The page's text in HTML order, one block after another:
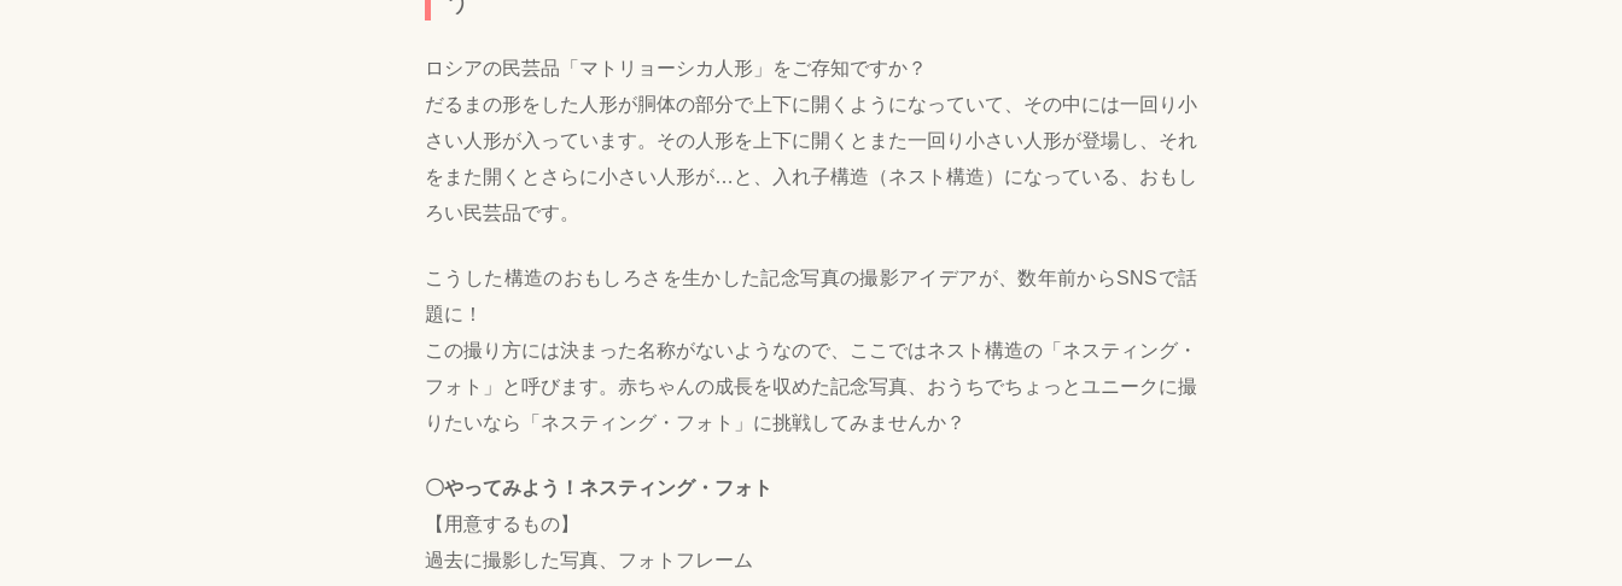
ロシアの民芸品「マトリョーシカ人形」をご存知ですか？
だるまの形をした人形が胴体の部分で上下に開くようになっていて、その中には一回り小
さい人形が入っています。その人形を上下に開くとまた一回り小さい人形が登場し、それ
をまた開くとさらに小さい人形が…と、入れ子構造（ネスト構造）になっている、おもし
ろい民芸品です。
こうした構造のおもしろさを生かした記念写真の撮影アイデアが、数年前からSNSで話
題に！
この撮り方には決まった名称がないようなので、ここではネスト構造の「ネスティング・
フォト」と呼びます。赤ちゃんの成長を収めた記念写真、おうちでちょっとユニークに撮
りたいなら「ネスティング・フォト」に挑戦してみませんか？
〇やってみよう！ネスティング・フォト
【用意するもの】
過去に撮影した写真、フォトフレーム